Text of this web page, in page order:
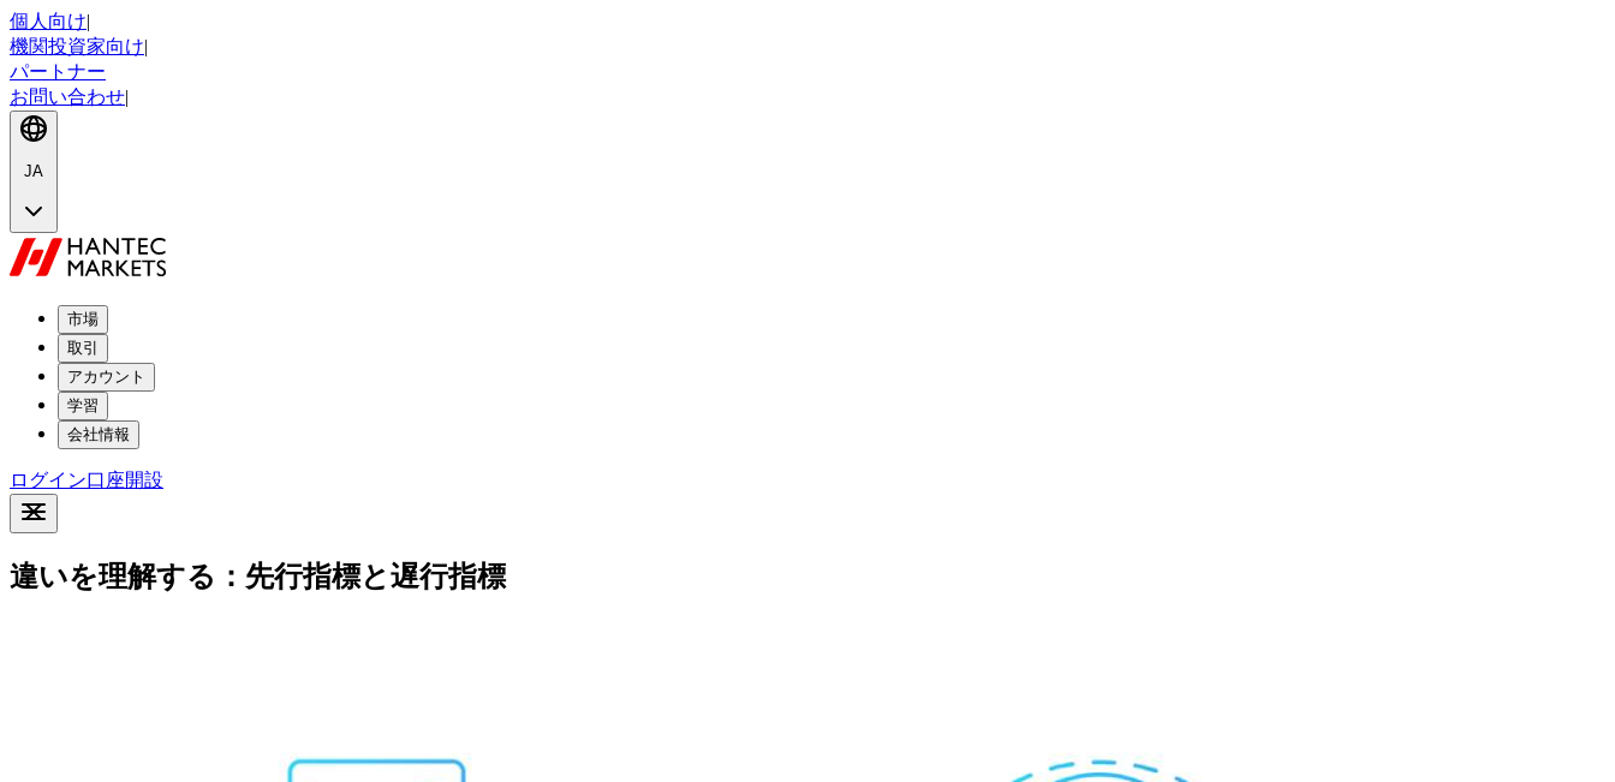
個人向け|
機関投資家向け|
パートナー
お問い合わせ|
JA
市場
取引
アカウント
学習
会社情報
ログイン口座開設
違いを理解する：先行指標と遅行指標